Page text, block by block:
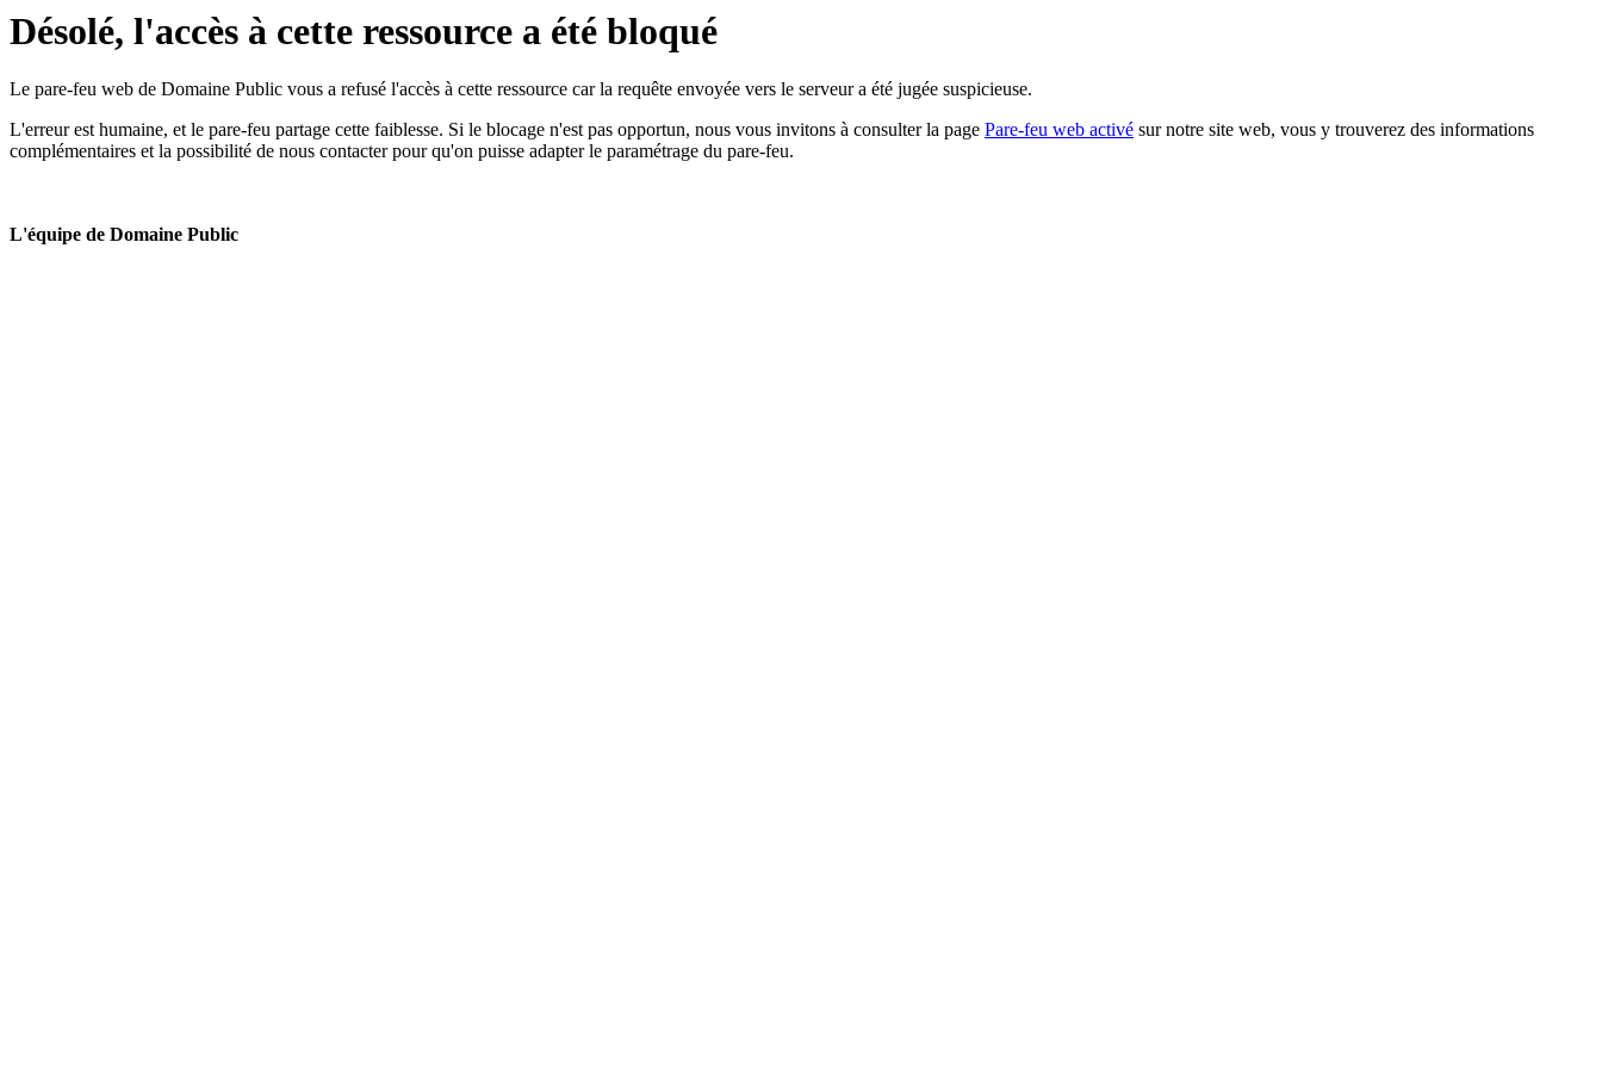
Désolé, l'accès à cette ressource a été bloqué
Le pare-feu web de Domaine Public vous a refusé l'accès à cette ressource car la requête envoyée vers le serveur a été jugée suspicieuse.
L'erreur est humaine, et le pare-feu partage cette faiblesse. Si le blocage n'est pas opportun, nous vous invitons à consulter la page Pare-feu web activé sur notre site web, vous y trouverez des informations
complémentaires et la possibilité de nous contacter pour qu'on puisse adapter le paramétrage du pare-feu.
L'équipe de Domaine Public